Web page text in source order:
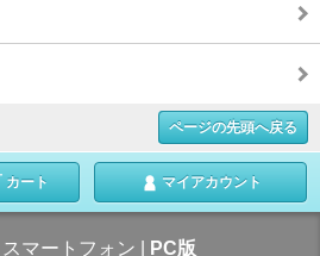
ページの先頭へ戻る
カート マイアカウント
スマートフォン PC版